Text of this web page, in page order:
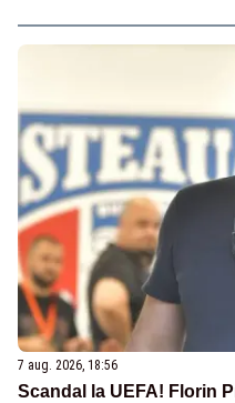
7 aug. 2026, 18:56
Scandal la UEFA! Florin